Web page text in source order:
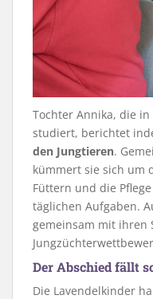
Tochter Annika, die
studiert, berichtet
den Jungtieren.
kümmert sie sich um
Füttern und die
täglichen Aufgaben.
gemeinsam mit ihren
Der Abschied fällt
Die Lavendelkinder